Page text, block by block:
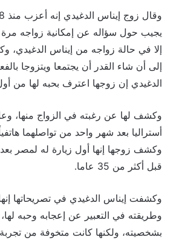
يجيب حول سؤاله عن إمكانية زواجه مرة
إلا في حالة زواجه من إيناس الدغيدي،
إلى أن شاء القدر أن يجتمعا ويتزوجا
الدغيدي إن زوجها اعترف بحبه لها من
وكشف لها عن رغبته في الزواج منها،
أستراليا بعد شهر واحد من تواصلهما
وكشف زوجها إنها أول زيارة له لمصر بعد
قبل أكثر من 35 عاما.
وكشفت إيناس الدغيدي في تصريحاتها
وطريقته في التعبير عن إعجابه وحبه لها،
بشخصيته، ولكنها كانت متخوفة من تجربة